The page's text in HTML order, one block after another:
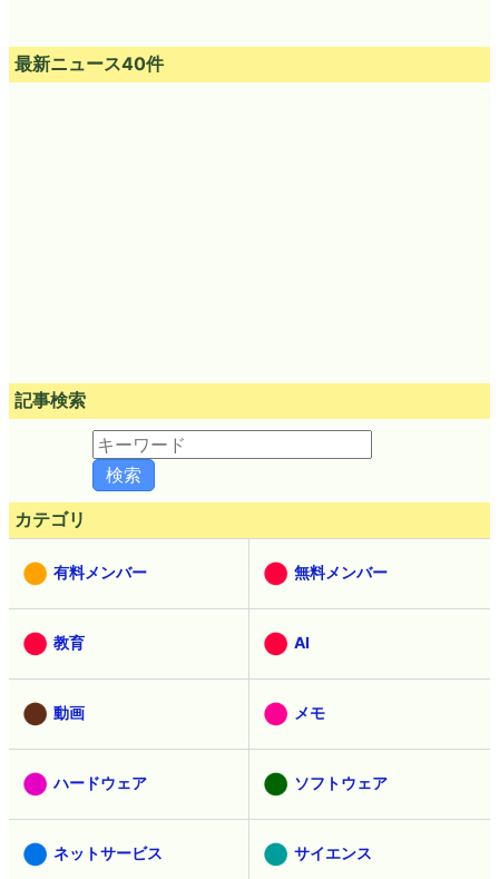
最新ニュース40件
記事検索
カテゴリ
有料メンバー 無料メンバー
教育 AI
動画 メモ
ハードウェア ソフトウェア
ネットサービス サイエンス